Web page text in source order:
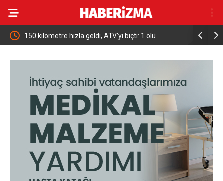
150 kilometre hızla geldi, ATV’yi biçti: 1 ölü